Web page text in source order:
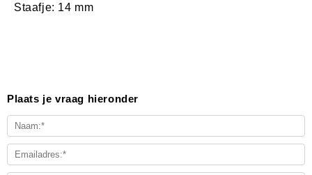
Staafje: 14 mm
Plaats je vraag hieronder